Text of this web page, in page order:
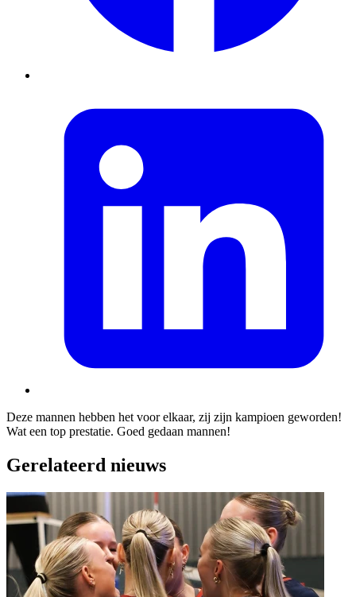
Deze mannen hebben het voor elkaar, zij zijn kampioen geworden!
Wat een top prestatie. Goed gedaan mannen!
Gerelateerd nieuws